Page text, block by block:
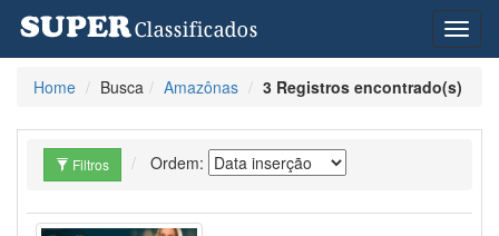
Home
Busca Amazônas 3 Registros encontrado(s)
Filtros Ordem: